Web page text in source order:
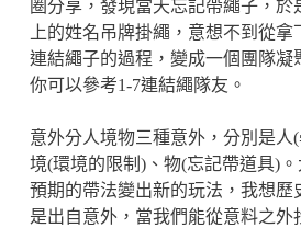
圈分享，發現當天忘記帶繩子，
上的姓名吊牌掛繩，意想不到從拿
連結繩子的過程，變成一個團隊凝
你可以參考1-7連結繩隊友。
意外分人境物三種意外，分別是人
境(環境的限制)、物(忘記帶道具)
預期的帶法變出新的玩法，我想歷
是出自意外，當我們能從意料之外